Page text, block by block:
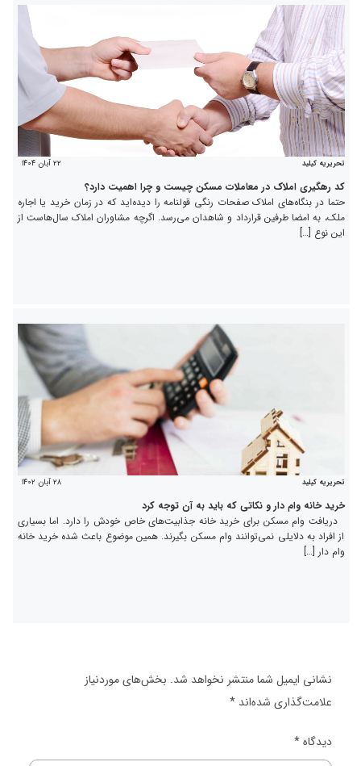
تحریریه کیلید ۲۲ آبان ۱۴۰۴
کد رهگیری املاک در معاملات مسکن چیست و چرا اهمیت دارد؟
حتما در بنگاه‌های املاک صفحات رنگی قولنامه را دیده‌اید که در زمان خرید یا اجاره
ملک، به امضا طرفین قرارداد و شاهدان می‌رسد. اگرچه مشاوران املاک سال‌هاست از
این نوع […]
تحریریه کیلید ۲۸ آبان ۱۴۰۲
خرید خانه وام دار و نکاتی که باید به آن توجه کرد
دریافت وام مسکن برای خرید خانه جذابیت‌های خاص خودش را دارد. اما بسیاری
از افراد به دلایلی نمی‌توانند وام مسکن بگیرند. همین موضوع باعث شده خرید خانه
وام دار […]
نشانی ایمیل شما منتشر نخواهد شد. بخش‌های موردنیاز
علامت‌گذاری شده‌اند *
دیدگاه*